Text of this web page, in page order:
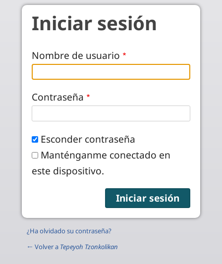
Pasar al contenido principal
Iniciar sesión
Nombre de usuario
Contraseña
Esconder contraseña
Manténganme conectado en
este dispositivo.
¿Ha olvidado su contraseña?
← Volver a Tepeyoh Tzonkolikan